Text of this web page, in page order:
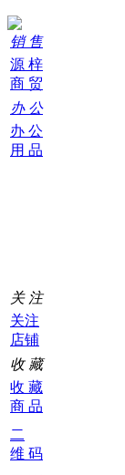
销 售
源 梓
商 贸
办 公
办 公
用 品
关 注
关注
店铺
收 藏
收 藏
商 品
二
维 码